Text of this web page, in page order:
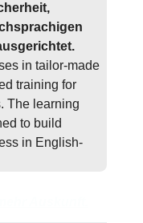
in tailor-made
training for
The learning
to build
in English-